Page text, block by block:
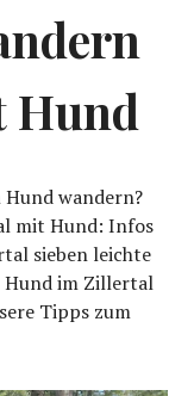
Hund
wandern?
mit Hund: Infos
sieben leichte
Hund im Zillertal
Tipps zum